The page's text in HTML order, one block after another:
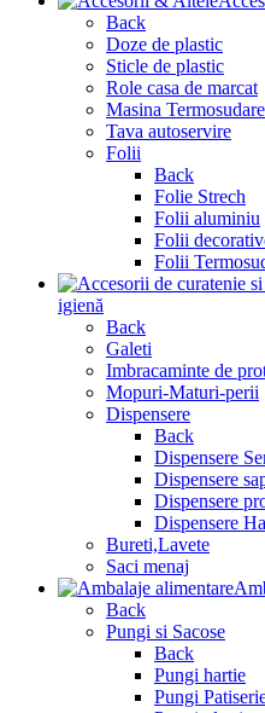
Back
Doze de plastic
Sticle de plastic
Role casa de marcat
Masina Termosudare
Tava autoservire
Folii
Back
Folie Strech
Folii aluminiu
Folii
Folii
igienă
Back
Galeti
Imbracaminte de
Mopuri-Maturi-perii
Dispensere
Back
Dispensere
Dispensere
Dispensere
Dispensere
Bureti,Lavete
Saci menaj
Back
Pungi si Sacose
Back
Pungi hartie
Pungi